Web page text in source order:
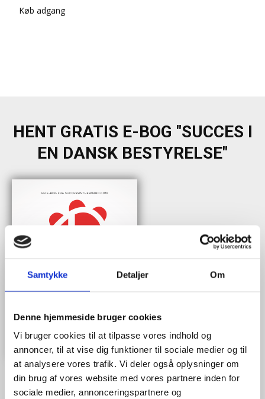
Samtykke Detaljer Om
Denne hjemmeside bruger cookies
Vi bruger cookies til at tilpasse vores indhold og
annoncer, til at vise dig funktioner til sociale medier og til
at analysere vores trafik. Vi deler også oplysninger om
din brug af vores website med vores partnere inden for
sociale medier, annonceringspartnere og
Køb adgang
HENT GRATIS E-BOG "SUCCES I
EN DANSK BESTYRELSE"